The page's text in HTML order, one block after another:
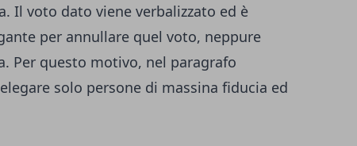
Il voto dato viene verbalizzato ed è
per annullare quel voto, neppure
Per questo motivo, nel paragrafo
solo persone di massina fiducia ed